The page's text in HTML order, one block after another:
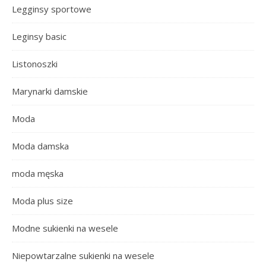
Legginsy sportowe
Leginsy basic
Listonoszki
Marynarki damskie
Moda
Moda damska
moda męska
Moda plus size
Modne sukienki na wesele
Niepowtarzalne sukienki na wesele